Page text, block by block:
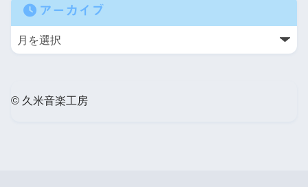
アーカイブ
© 久米音楽工房